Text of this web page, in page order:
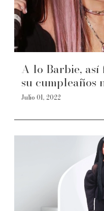
A lo Barbie, así
su cumpleaños
Julio 01, 2022